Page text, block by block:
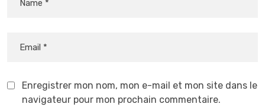
Enregistrer mon nom, mon e-mail et mon site dans le
navigateur pour mon prochain commentaire.